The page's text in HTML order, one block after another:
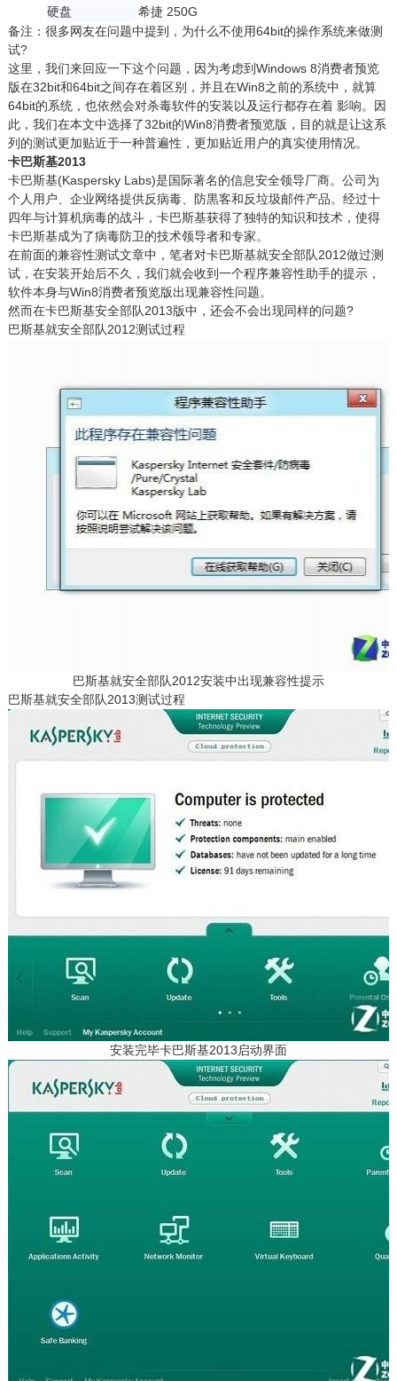
硬盘
希捷 250G
备注：很多网友在问题中提到，为什么不使用64bit的操作系统来做测
试?
这里，我们来回应一下这个问题，因为考虑到Windows 8消费者预览
版在32bit和64bit之间存在着区别，并且在Win8之前的系统中，就算
64bit的系统，也依然会对杀毒软件的安装以及运行都存在着 影响。因
此，我们在本文中选择了32bit的Win8消费者预览版，目的就是让这系
列的测试更加贴近于一种普遍性，更加贴近用户的真实使用情况。
卡巴斯基2013
卡巴斯基(Kaspersky Labs)是国际著名的信息安全领导厂商。公司为
个人用户、企业网络提供反病毒、防黒客和反垃圾邮件产品。经过十
四年与计算机病毒的战斗，卡巴斯基获得了独特的知识和技术，使得
卡巴斯基成为了病毒防卫的技术领导者和专家。
在前面的兼容性测试文章中，笔者对卡巴斯基就安全部队2012做过测
试，在安装开始后不久，我们就会收到一个程序兼容性助手的提示，
软件本身与Win8消费者预览版出现兼容性问题。
然而在卡巴斯基安全部队2013版中，还会不会出现同样的问题?
巴斯基就安全部队2012测试过程
巴斯基就安全部队2012安装中出现兼容性提示
巴斯基就安全部队2013测试过程
安装完毕卡巴斯基2013启动界面